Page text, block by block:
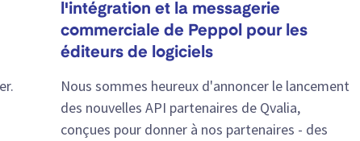
l'intégration et la messagerie
commerciale de Peppol pour les
éditeurs de logiciels
Nous sommes heureux d'annoncer le lancement
des nouvelles API partenaires de Qvalia,
conçues pour donner à nos partenaires - des